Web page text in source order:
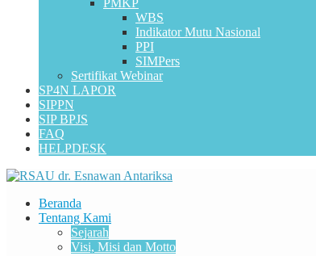
PMKP
WBS
Indikator Mutu Nasional
PPI
SIMPers
Sertifikat Webinar
SP4N LAPOR
SIPPN
SIP BPJS
FAQ
HELPDESK
Beranda
Tentang Kami
Sejarah
Visi, Misi dan Motto